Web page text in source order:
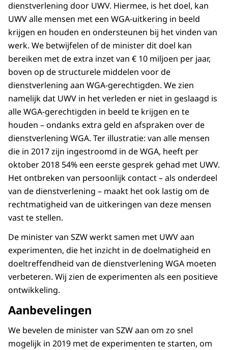
dienstverlening door UWV. Hiermee, is het doel, kan
UWV alle mensen met een WGA-uitkering in beeld
krijgen en houden en ondersteunen bij het vinden van
werk. We betwijfelen of de minister dit doel kan
bereiken met de extra inzet van € 10 miljoen per jaar,
boven op de structurele middelen voor de
dienstverlening aan WGA-gerechtigden. We zien
namelijk dat UWV in het verleden er niet in geslaagd is
alle WGA-gerechtigden in beeld te krijgen en te
houden – ondanks extra geld en afspraken over de
dienstverlening WGA. Ter illustratie: van alle mensen
die in 2017 zijn ingestroomd in de WGA, heeft per
oktober 2018 54% een eerste gesprek gehad met UWV.
Het ontbreken van persoonlijk contact – als onderdeel
van de dienstverlening – maakt het ook lastig om de
rechtmatigheid van de uitkeringen van deze mensen
vast te stellen.
De minister van SZW werkt samen met UWV aan
experimenten, die het inzicht in de doelmatigheid en
doeltreffendheid van de dienstverlening WGA moeten
verbeteren. Wij zien de experimenten als een positieve
ontwikkeling.
Aanbevelingen
We bevelen de minister van SZW aan om zo snel
mogelijk in 2019 met de experimenten te starten, om